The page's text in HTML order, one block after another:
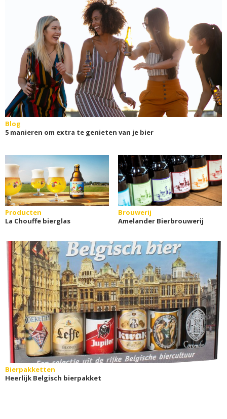
Blog
5 manieren om extra te genieten van je bier
Producten
La Chouffe bierglas
Brouwerij
Amelander Bierbrouwerij
Bierpakketten
Heerlijk Belgisch bierpakket